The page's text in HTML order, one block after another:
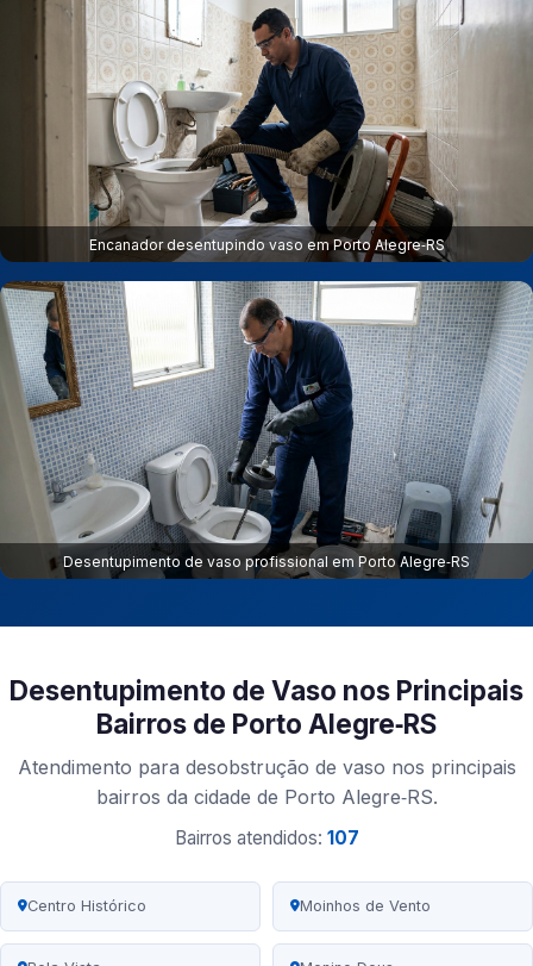
Encanador desentupindo vaso em Porto Alegre‑RS
Desentupimento de vaso profissional em Porto Alegre‑RS
Desentupimento de Vaso nos Principais
Bairros de Porto Alegre‑RS
Atendimento para desobstrução de vaso nos principais
bairros da cidade de Porto Alegre‑RS.
Bairros atendidos: 107
Centro Histórico Moinhos de Vento